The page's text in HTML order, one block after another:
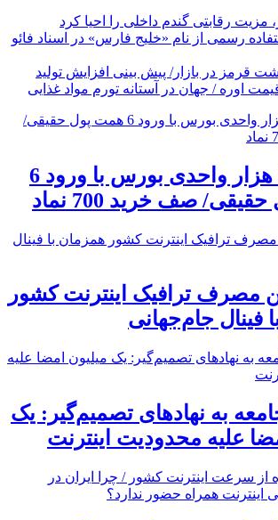
رشد 130 هزار واحدی بورس با ورود 6
صف خرید 700 نماد
مصرف ترافیک اینترنت کشور
فینال جام‌جهانی
به نهادهای تصمیم‌گیر: یک
علیه محدودیت اینترنت